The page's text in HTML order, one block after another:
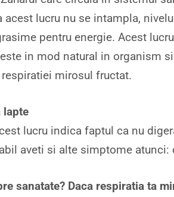
lucru nu se intampla,
pentru energie. Acest
in mod natural in organism
mirosul fructat.
lapte
lucru indica faptul ca nu
aveti si alte simptome atunci:
sanatate? Daca respiratia ta